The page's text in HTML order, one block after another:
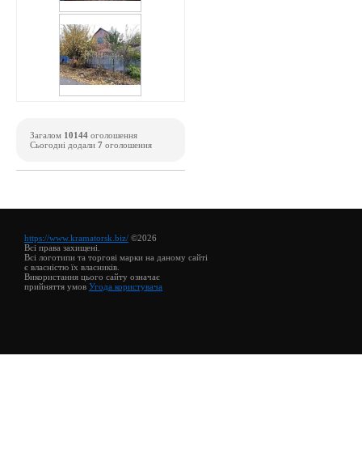
Загалом 10144 оголошення
Сьогодні додали 7 оголошення
https://www.kramatorsk.biz/ ©2026
Всі права захищені.
Всі логотипи та торгові марки на даному сайті
є власністю їх власників.
Використання цього сайту означає
прийняття умов Угода користувача